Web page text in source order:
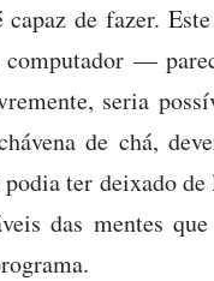
de fazer.
computador —
seria
de chá,
ter deixado
das mentes